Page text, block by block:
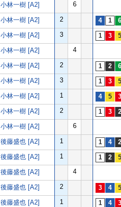
小林一樹 [A2] 6
小林一樹 [A2] 2
小林一樹 [A2] 3
小林一樹 [A2] 4
小林一樹 [A2] 2
小林一樹 [A2] 3
小林一樹 [A2] 1
小林一樹 [A2] 2
小林一樹 [A2] 6
後藤盛也 [A2] 1
後藤盛也 [A2] 1
後藤盛也 [A2] 4
後藤盛也 [A2] 2
後藤盛也 [A2] 1